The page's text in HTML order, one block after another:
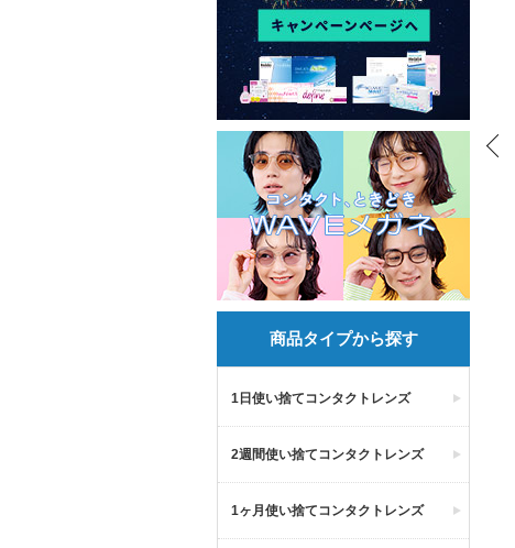
商品タイプから探す
1日使い捨てコンタクトレンズ
2週間使い捨てコンタクトレンズ
1ヶ月使い捨てコンタクトレンズ